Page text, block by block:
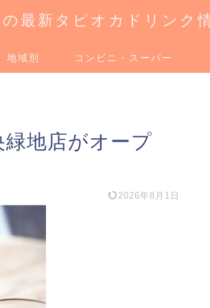
最新タピオカドリンク
地域別 コンビニ・スーパー
地店がオープ
2026年8月1日